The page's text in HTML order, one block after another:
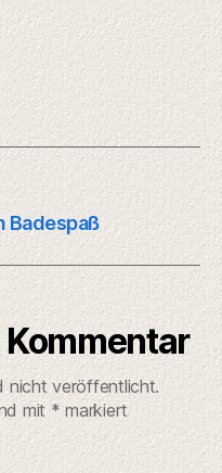
Badespaß
nicht veröffentlicht.
mit * markiert